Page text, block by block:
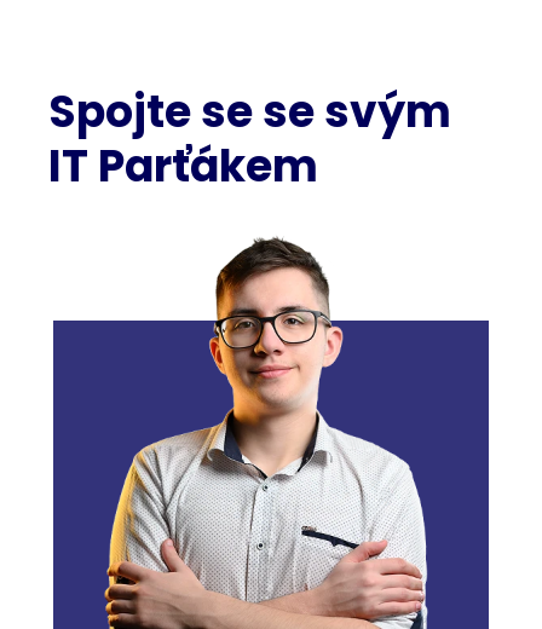
Spojte se se svým
IT Parťákem